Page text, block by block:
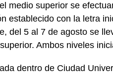
medio superior se
establecido con la letra
del 5 al 7 de agosto se
Ambos niveles
dentro de Ciudad